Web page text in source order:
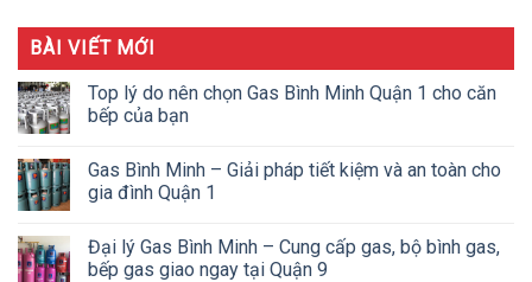
BÀI VIẾT MỚI
Top lý do nên chọn Gas Bình Minh Quận 1 cho căn
bếp của bạn
Gas Bình Minh – Giải pháp tiết kiệm và an toàn cho
gia đình Quận 1
Đại lý Gas Bình Minh – Cung cấp gas, bộ bình gas,
bếp gas giao ngay tại Quận 9